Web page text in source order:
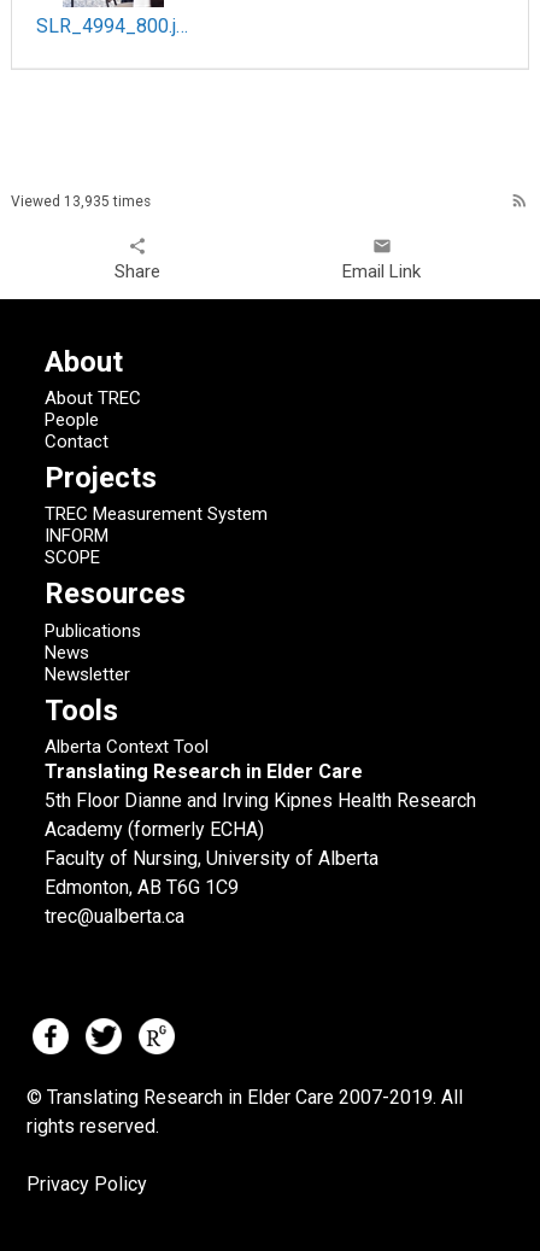
SLR_4994_800.jpg
Viewed 13,935 times rss_feed
share
Share
email
Email Link
About
About TREC
People
Contact
Projects
TREC Measurement System
INFORM
SCOPE
Resources
Publications
News
Newsletter
Tools
Alberta Context Tool
Translating Research in Elder Care
5th Floor Dianne and Irving Kipnes Health Research
Academy (formerly ECHA)
Faculty of Nursing, University of Alberta
Edmonton, AB T6G 1C9
trec@ualberta.ca
© Translating Research in Elder Care 2007-2019. All
rights reserved.
Privacy Policy